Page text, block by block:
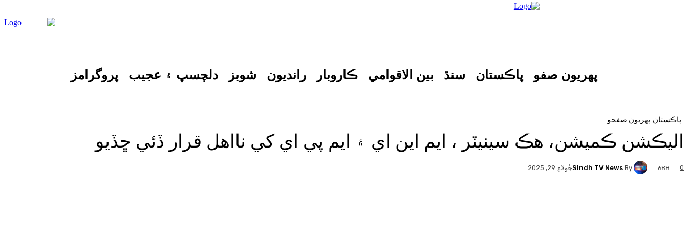
پهريون صفو پاڪستان سنڌ بين الاقوامي ڪاروبار رانديون شوبز دلچسپ ۽ عجيب پروگرامز
پاڪستان پهريون صفحو
اليڪشن ڪميشن، هڪ سينيٽر ، ايم اين اي ۽ ايم پي اي کي نااهل قرار ڏئي ڇڏيو
By
Sindh TV Newsجُولاءِ 29, 2025 0
688